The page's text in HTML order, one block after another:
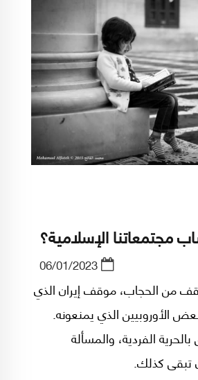
مجتمعاتنا الإسلامية؟
06/01/2023
من الحجاب، موقف إيران الذي
الأوروبيين الذي يمنعونه.
الفردية، والمسألة
تبقى كذلك.